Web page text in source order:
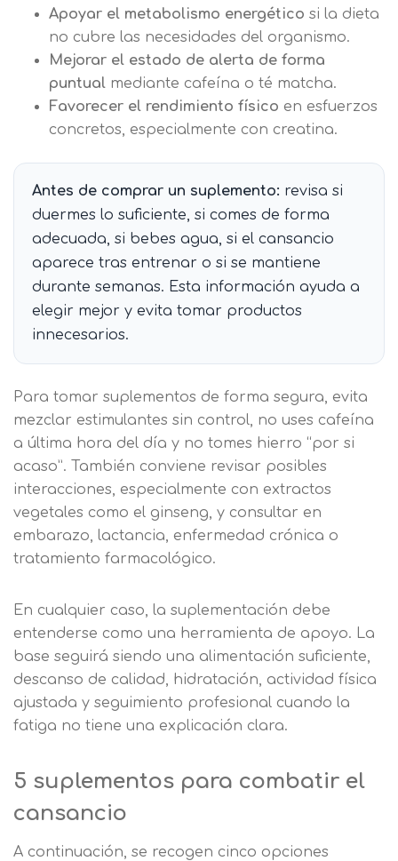
Apoyar el metabolismo energético si la dieta
no cubre las necesidades del organismo.
Mejorar el estado de alerta de forma
puntual mediante cafeína o té matcha.
Favorecer el rendimiento físico en esfuerzos
concretos, especialmente con creatina.
Antes de comprar un suplemento: revisa si
duermes lo suficiente, si comes de forma
adecuada, si bebes agua, si el cansancio
aparece tras entrenar o si se mantiene
durante semanas. Esta información ayuda a
elegir mejor y evita tomar productos
innecesarios.
Para tomar suplementos de forma segura, evita
mezclar estimulantes sin control, no uses cafeína
a última hora del día y no tomes hierro “por si
acaso”. También conviene revisar posibles
interacciones, especialmente con extractos
vegetales como el ginseng, y consultar en
embarazo, lactancia, enfermedad crónica o
tratamiento farmacológico.
En cualquier caso, la suplementación debe
entenderse como una herramienta de apoyo. La
base seguirá siendo una alimentación suficiente,
descanso de calidad, hidratación, actividad física
ajustada y seguimiento profesional cuando la
fatiga no tiene una explicación clara.
5 suplementos para combatir el
cansancio
A continuación, se recogen cinco opciones
Solicitar
información
Mail
Nombre
Apellido
Solicitar
información
Nombre
Apellidos
Telefono
Información básica sobre Protección
de Datos .
Responsable EUROINNOVA
BUSINESS SCHOOL, S.L. Finalidad
Información académica y comercial
Legitimación Consentimiento del
interesado Destinatarios Encargados
del tratamiento para cumplir con las
Centro de
preferencia de
privacidad
Utilizamos cookies propias y de terceros
para mejorar nuestros servicios
relacionados con tus preferencias,
mediante el análisis de tus hábitos de
navegación. En caso de que rechace las
cookies, no podremos asegurarle el
funcionalidades de nuestra página web.
Puede obtener más información en
nuestrapolítica de cookies.